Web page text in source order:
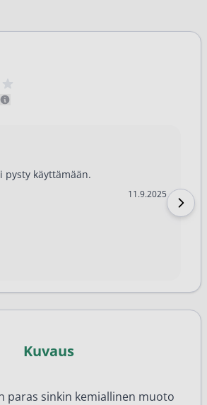
pysty käyttämään.
11.9.2025
11.9.2025
Kuvaus
paras sinkin kemiallinen muoto